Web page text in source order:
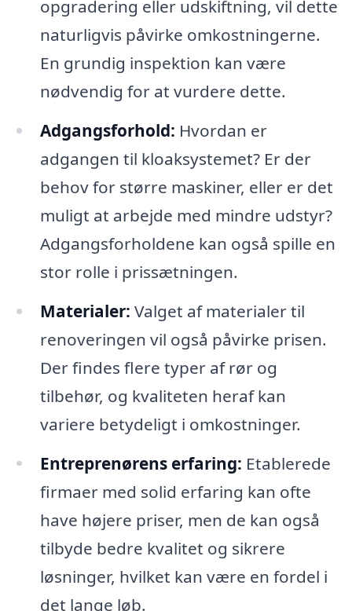
opgradering eller udskiftning, vil dette
naturligvis påvirke omkostningerne.
En grundig inspektion kan være
nødvendig for at vurdere dette.
Adgangsforhold: Hvordan er
adgangen til kloaksystemet? Er der
behov for større maskiner, eller er det
muligt at arbejde med mindre udstyr?
Adgangsforholdene kan også spille en
stor rolle i prissætningen.
Materialer: Valget af materialer til
renoveringen vil også påvirke prisen.
Der findes flere typer af rør og
tilbehør, og kvaliteten heraf kan
variere betydeligt i omkostninger.
Entreprenørens erfaring: Etablerede
firmaer med solid erfaring kan ofte
have højere priser, men de kan også
tilbyde bedre kvalitet og sikrere
løsninger, hvilket kan være en fordel i
det lange løb.